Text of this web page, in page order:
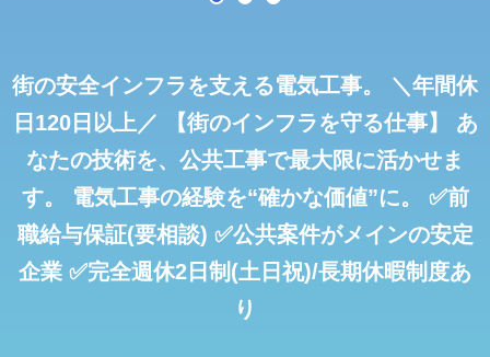
街の安全インフラを支える電気工事。
＼年間休
日120日以上／ 【街のインフラを守る仕事】
あ
なたの技術を、公共工事で最大限に活かせま
す。
電気工事の経験を“確かな価値”に。
✅前
職給与保証(要相談) ✅公共案件がメインの安定
企業 ✅完全週休2日制(土日祝)/長期休暇制度あ
り